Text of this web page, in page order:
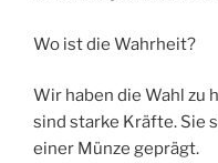
Wo ist die Wahrheit?
Wir haben die Wahl zu
sind starke Kräfte. Sie
einer Münze geprägt.